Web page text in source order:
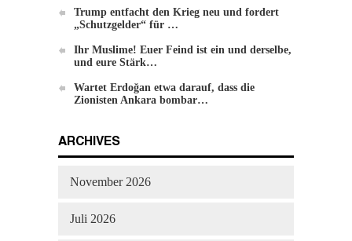
Trump entfacht den Krieg neu und fordert
„Schutzgelder“ für …
Ihr Muslime! Euer Feind ist ein und derselbe,
und eure Stärk…
Wartet Erdoğan etwa darauf, dass die
Zionisten Ankara bombar…
ARCHIVES
November 2026
Juli 2026